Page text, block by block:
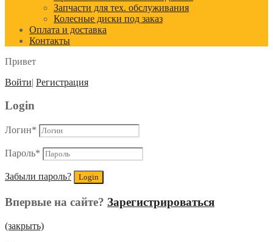
Запчасти для тех. обслуживания
Колесные диски под заказ
Оплата и доставка
Контакты
Привет
Войти| Регистрация
Login
Логин*
Пароль*
Забыли пароль?
Впервые на сайте? Зарегистрироваться
(закрыть)